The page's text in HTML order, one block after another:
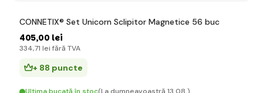
CONNETIX® Set Unicorn Sclipitor Magnetice 56 buc
405,00 lei
334,71 lei fără TVA
+ 88 puncte